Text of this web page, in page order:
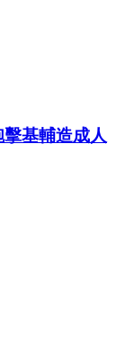
基輔造成人